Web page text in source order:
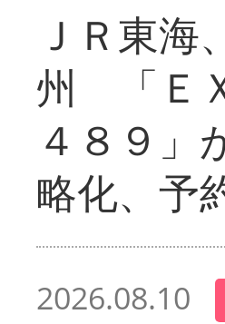
ＪＲ東海
州 「Ｅ
４８９
略化、予
2026.08.10